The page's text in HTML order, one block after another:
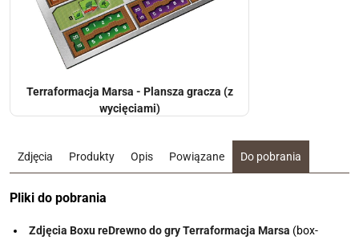
Terraformacja Marsa - Plansza gracza (z
wycięciami)
Zdjęcia Produkty Opis Powiązane Do pobrania
Pliki do pobrania
Zdjęcia Boxu reDrewno do gry Terraformacja Marsa (box-